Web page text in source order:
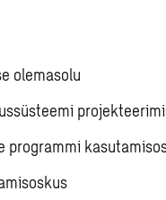
olemasolu
programmi